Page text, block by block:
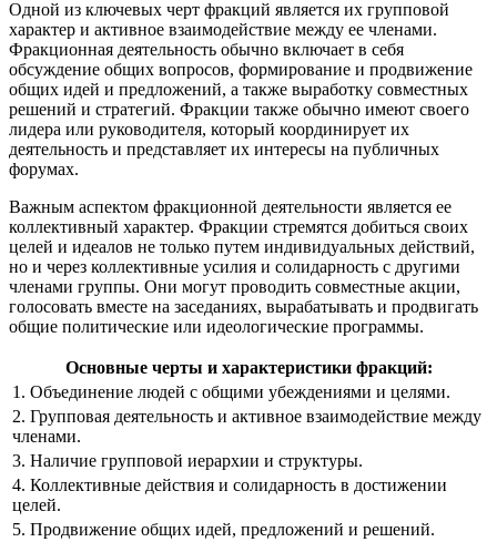
Одной из ключевых черт фракций является их групповой
характер и активное взаимодействие между ее членами.
Фракционная деятельность обычно включает в себя
обсуждение общих вопросов, формирование и продвижение
общих идей и предложений, а также выработку совместных
решений и стратегий. Фракции также обычно имеют своего
лидера или руководителя, который координирует их
деятельность и представляет их интересы на публичных
форумах.
Важным аспектом фракционной деятельности является ее
коллективный характер. Фракции стремятся добиться своих
целей и идеалов не только путем индивидуальных действий,
но и через коллективные усилия и солидарность с другими
членами группы. Они могут проводить совместные акции,
голосовать вместе на заседаниях, вырабатывать и продвигать
общие политические или идеологические программы.
Основные черты и характеристики фракций:
1. Объединение людей с общими убеждениями и целями.
2. Групповая деятельность и активное взаимодействие между
членами.
3. Наличие групповой иерархии и структуры.
4. Коллективные действия и солидарность в достижении
целей.
5. Продвижение общих идей, предложений и решений.